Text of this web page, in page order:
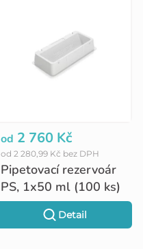
Pipetovací rezervoár
PS, 1x50 ml (100 ks)
od 2 280,99 Kč bez DPH
od 2 760 Kč
Detail